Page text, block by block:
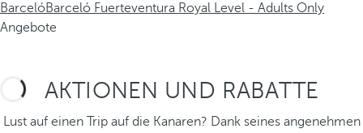
BarcelóBarceló Fuerteventura Royal Level - Adults Only
Angebote
AKTIONEN UND RABATTE
Lust auf einen Trip auf die Kanaren? Dank seines angenehmen